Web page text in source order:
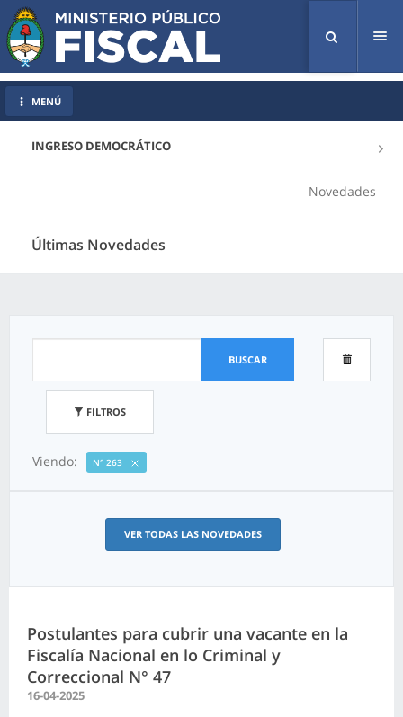
INGRESO DEMOCRÁTICO
Novedades
Últimas Novedades
MENÚ
BUSCAR
FILTROS
Viendo: N° 263
VER TODAS LAS NOVEDADES
Postulantes para cubrir una vacante en la
Fiscalía Nacional en lo Criminal y
Correccional N° 47
16-04-2025